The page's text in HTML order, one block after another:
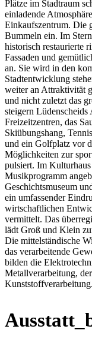
Plätze im Stadtraum
einladende
Einkaufszentrum. Die
Bummeln ein. Im
historisch restaurierte
Fassaden und
an. Sie wird in den
Stadtentwicklung
weiter an Attraktivität
und nicht zuletzt das
steigern
Freizeitzentren, das
Skiübungshang,
und ein Golfplatz vor
Möglichkeiten zur
pulsiert. Im
Musikprogramm
Geschichtsmuseum
ein umfassender
wirtschaftlichen
vermittelt. Das
lädt Groß und Klein
Die mittelständische
das verarbeitende
bilden die
Metallverarbeitung,
Kunststoffverarbeitung.